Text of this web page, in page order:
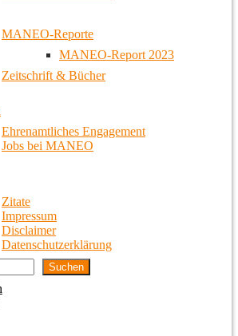
MANEO-Reporte
MANEO-Report 2023
Zeitschrift & Bücher
Ehrenamtliches Engagement
Jobs bei MANEO
Zitate
Impressum
Disclaimer
Datenschutzerklärung
Suchen